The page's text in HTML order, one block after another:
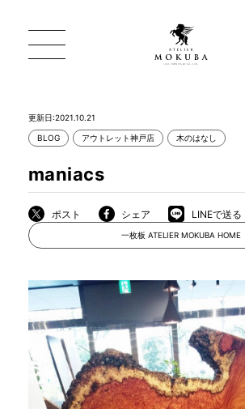
店舗から探す
MOKUBA について
商品情報
更新日:2021.10.21
BLOG アウトレット神戸店 木のはなし
maniacs
ポスト シェア LINEで送る
一枚板 ATELIER MOKUBA HOME